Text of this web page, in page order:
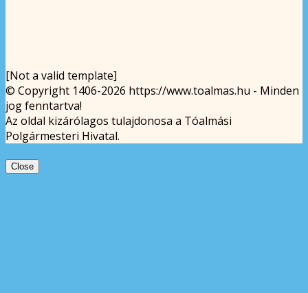
[Not a valid template]
© Copyright 1406-2026 https://www.toalmas.hu - Minden
jog fenntartva!
Az oldal kizárólagos tulajdonosa a Tóalmási
Polgármesteri Hivatal.
Close